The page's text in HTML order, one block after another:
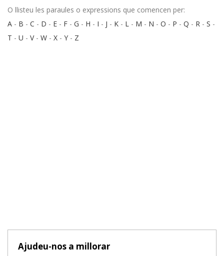
O llisteu les paraules o expressions que comencen per:
A - B - C - D - E - F - G - H - I - J - K - L - M - N - O - P - Q - R - S -
T - U - V- W - X - Y - Z
Ajudeu-nos a millorar